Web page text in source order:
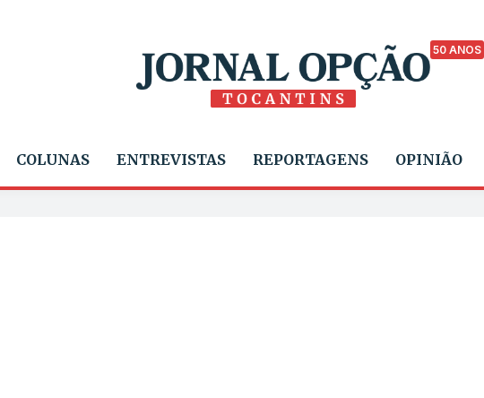
50 ANOS
COLUNAS ENTREVISTAS REPORTAGENS OPINIÃO